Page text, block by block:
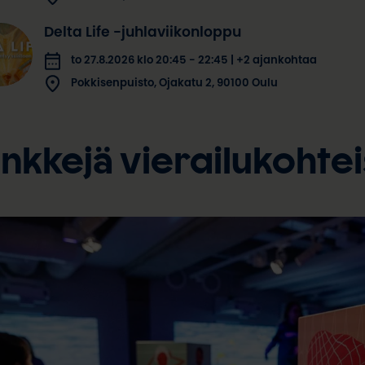
Delta Life -juhlaviikonloppu
to 27.8.2026 klo 20:45 - 22:45 | +2 ajankohtaa
Pokkisenpuisto, Ojakatu 2, 90100 Oulu